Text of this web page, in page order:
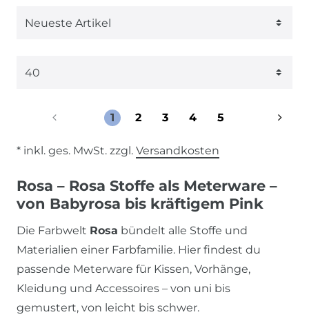
1 2 3 4 5
* inkl. ges. MwSt. zzgl. Versandkosten
Rosa – Rosa Stoffe als Meterware –
von Babyrosa bis kräftigem Pink
Die Farbwelt Rosa bündelt alle Stoffe und
Materialien einer Farbfamilie. Hier findest du
passende Meterware für Kissen, Vorhänge,
Kleidung und Accessoires – von uni bis
gemustert, von leicht bis schwer.